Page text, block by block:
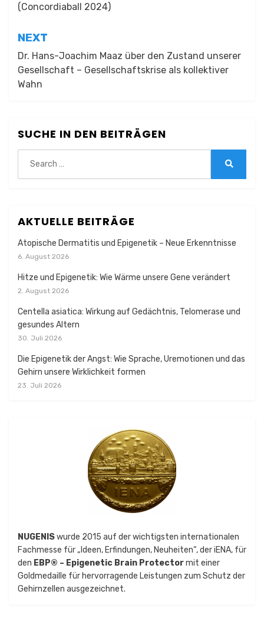
(Concordiaball 2024)
NEXT
Dr. Hans-Joachim Maaz über den Zustand unserer
Gesellschaft – Gesellschaftskrise als kollektiver
Wahn
SUCHE IN DEN BEITRÄGEN
for:
AKTUELLE BEITRÄGE
Atopische Dermatitis und Epigenetik – Neue Erkenntnisse
6. August 2026
Hitze und Epigenetik: Wie Wärme unsere Gene verändert
2. August 2026
Centella asiatica: Wirkung auf Gedächtnis, Telomerase und
gesundes Altern
30. Juli 2026
Die Epigenetik der Angst: Wie Sprache, Uremotionen und das
Gehirn unsere Wirklichkeit formen
23. Juli 2026
NUGENISwurde 2015 auf der wichtigsten internationalen
Fachmesse für „Ideen, Erfindungen, Neuheiten“, der iENA, für
den EBP® – Epigenetic Brain Protectormit einer
Goldmedaille für hervorragende Leistungen zum Schutz der
Gehirnzellen ausgezeichnet.